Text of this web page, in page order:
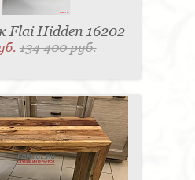
Hidden 16202
134 400 руб.